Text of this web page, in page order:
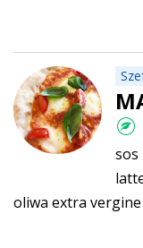
sos
oliwa extra vergine